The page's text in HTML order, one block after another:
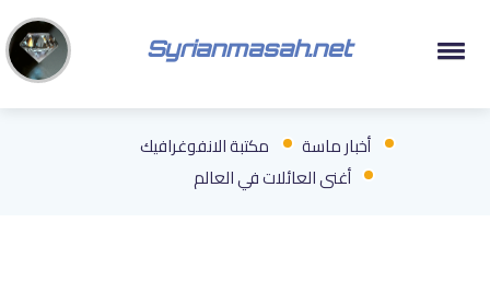
Syrianmasah.net
أخبار ماسة
مكتبة الانفوغرافيك
أغنى العائلات في العالم